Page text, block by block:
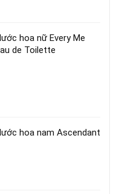
hoa nữ Every Me
de Toilette
hoa nam Ascendant